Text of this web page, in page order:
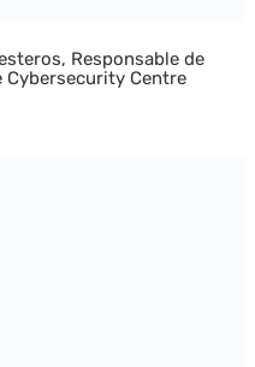
Responsable de
Cybersecurity Centre